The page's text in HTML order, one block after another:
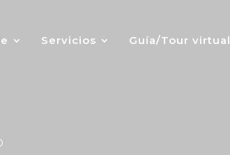
Servicios Guía/Tour virtual